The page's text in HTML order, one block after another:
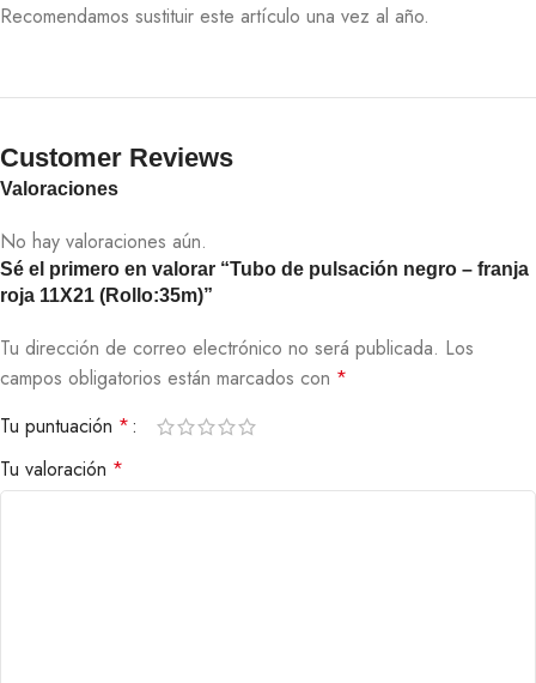
Recomendamos sustituir este artículo una vez al año.
Customer Reviews​
Valoraciones
No hay valoraciones aún.
Sé el primero en valorar “Tubo de pulsación negro – franja
roja 11X21 (Rollo:35m)”
Tu dirección de correo electrónico no será publicada. Los
campos obligatorios están marcados con *
Tu puntuación *
Tu valoración *